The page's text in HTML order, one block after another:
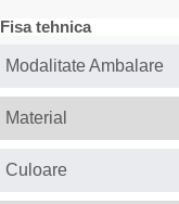
Fisa tehnica
Modalitate Ambalare
Material
Culoare